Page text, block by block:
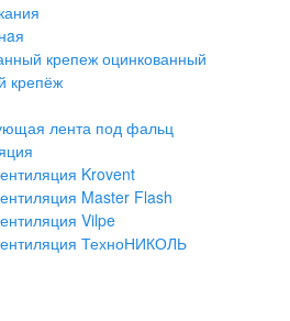
крепеж оцинкованный
крепёж
лента под фальц
Krovent
Master Flash
Vilpe
ТехноНИКОЛЬ